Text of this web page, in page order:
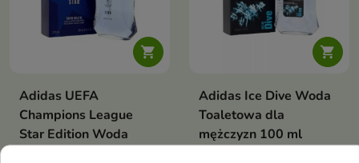

Adidas UEFA
Champions League
Star Edition Woda

Adidas Ice Dive Woda
Toaletowa dla
mężczyzn 100 ml